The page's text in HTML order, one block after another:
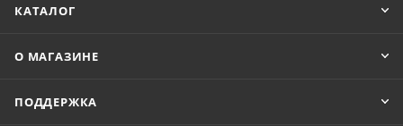
КАТАЛОГ
О МАГАЗИНЕ
ПОДДЕРЖКА